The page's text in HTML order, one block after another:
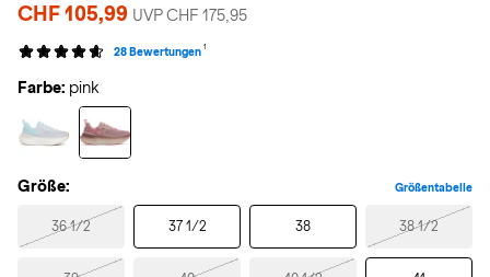
CHF 105,99 UVP CHF 175,95
28 Bewertungen 1
Farbe: pink
Größe: Größentabelle
36 1/2 37 1/2 38 38 1/2